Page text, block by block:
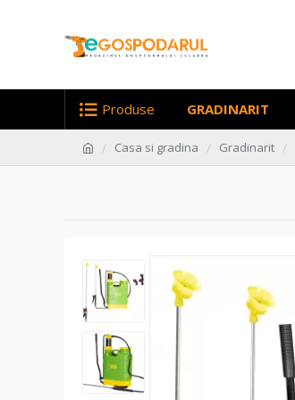
Produse GRADINARIT
Casa si gradina Gradinarit